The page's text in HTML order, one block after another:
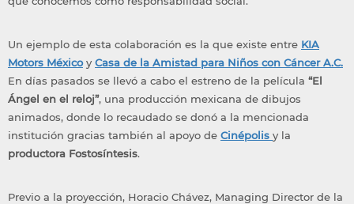
Un ejemplo de esta colaboración es la que existe entre KIA
Motors Méxicoy Casa de la Amistad para Niños con Cáncer A.C.
En días pasados se llevó a cabo el estreno de la película “El
Ángel en el reloj”, una producción mexicana de dibujos
animados, donde lo recaudado se donó a la mencionada
institución gracias también al apoyo de Cinépolis y la
productora Fostosíntesis.
Previo a la proyección, Horacio Chávez, Managing Director de la